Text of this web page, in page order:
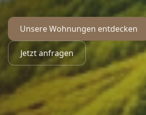
Unsere Wohnungen entdecken
Jetzt anfragen